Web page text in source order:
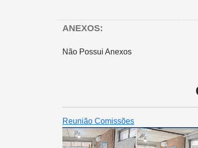
ANEXOS:
Não Possui Anexos
Reunião Comissões